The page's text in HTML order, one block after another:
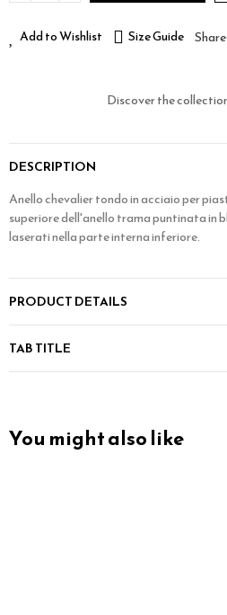
Add to Wishlist Size Guide
Discover the
DESCRIPTION
Anello chevalier tondo in acciaio per
superiore dell'anello trama puntinata in
laserati nella parte interna inferiore.
PRODUCT DETAILS
TAB TITLE
You might also like